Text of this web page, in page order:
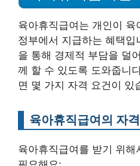
육아휴직급여는 개인이
정부에서 지급하는 혜택
을 통해 경제적 부담을 덜
께 할 수 있도록 도와줍니
면 몇 가지 자격 요건이 있
육아휴직급여의 자
육아휴직급여를 받기 위해